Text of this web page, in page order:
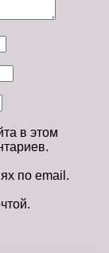
в этом
по email.